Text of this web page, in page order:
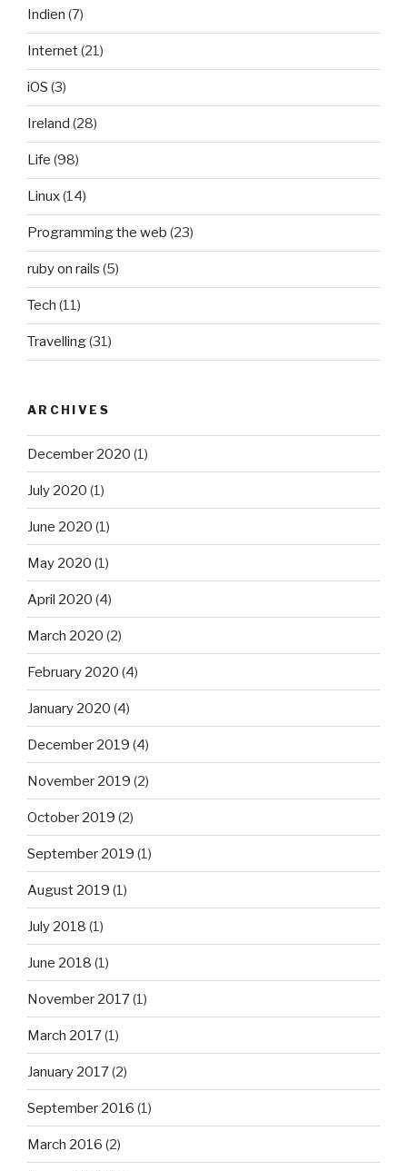
Indien (7)
Internet(21)
iOS (3)
Ireland (28)
Life (98)
Linux(14)
Programming the web (23)
ruby on rails (5)
Tech (11)
Travelling(31)
ARCHIVES
December 2020 (1)
July 2020 (1)
June 2020 (1)
May 2020 (1)
April 2020 (4)
March 2020 (2)
February 2020 (4)
January 2020 (4)
December 2019 (4)
November 2019 (2)
October 2019 (2)
September 2019 (1)
August 2019 (1)
July 2018 (1)
June 2018 (1)
November 2017(1)
March 2017(1)
January 2017(2)
September 2016 (1)
March 2016 (2)